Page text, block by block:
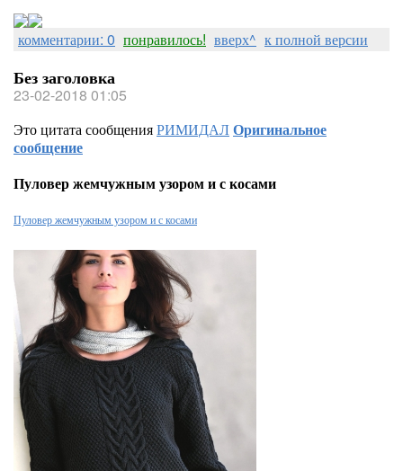
комментарии: 0 понравилось! вверх^ к полной версии
Без заголовка
23-02-2018 01:05
Это цитата сообщенияРИМИДАЛОригинальное
сообщение
Пуловер жемчужным узором и с косами
Пуловер жемчужным узором и с косами